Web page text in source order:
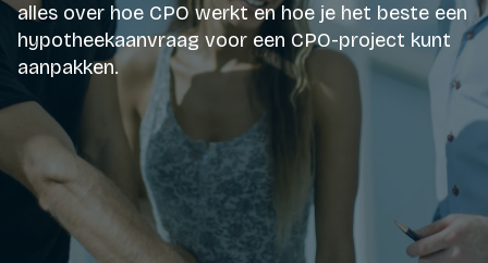
Over ons
Expats
Gratis kennismaking
alles over hoe CPO werkt en hoe je het beste een
hypotheekaanvraag voor een CPO-project kunt
aanpakken.